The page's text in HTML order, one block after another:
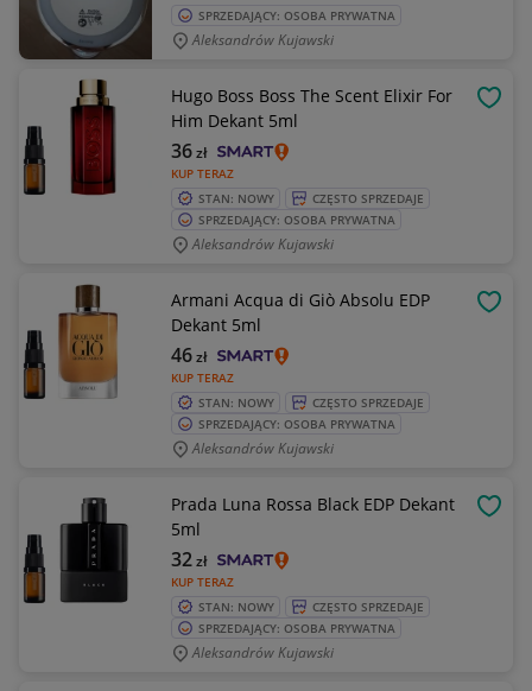
SPRZEDAJĄCY: OSOBA PRYWATNA
Aleksandrów Kujawski
Hugo Boss Boss The Scent Elixir For
Him Dekant 5ml
KUP TERAZ
36zł
STAN: NOWY
CZĘSTO SPRZEDAJE
SPRZEDAJĄCY: OSOBA PRYWATNA
Aleksandrów Kujawski
Armani Acqua di Giò Absolu EDP
Dekant 5ml
KUP TERAZ
46zł
STAN: NOWY
CZĘSTO SPRZEDAJE
SPRZEDAJĄCY: OSOBA PRYWATNA
Aleksandrów Kujawski
Prada Luna Rossa Black EDP Dekant
5ml
KUP TERAZ
32zł
STAN: NOWY
CZĘSTO SPRZEDAJE
SPRZEDAJĄCY: OSOBA PRYWATNA
Aleksandrów Kujawski